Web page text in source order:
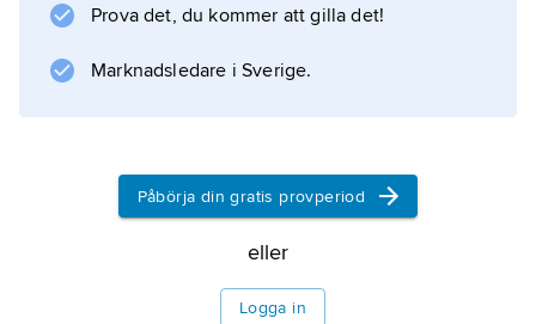
Prova det, du kommer att gilla det!
Marknadsledare i Sverige.
Påbörja din gratis provperiod
eller
Logga in